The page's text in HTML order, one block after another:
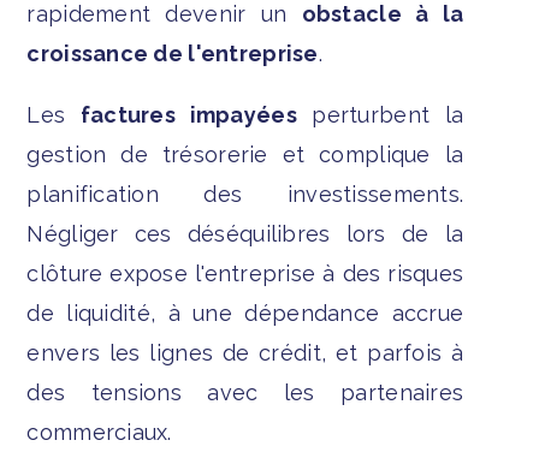
rapidement devenir un obstacle à la
croissance de l'entreprise.
Les factures impayéesperturbent la
gestion de trésorerie et complique la
planification des investissements.
Négliger ces déséquilibres lors de la
clôture expose l'entreprise à des risques
de liquidité, à une dépendance accrue
envers les lignes de crédit, et parfois à
des tensions avec les partenaires
commerciaux.